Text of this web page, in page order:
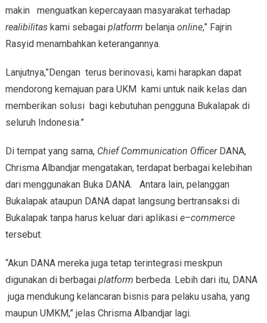
makin menguatkan kepercayaan masyarakat terhadap
realibilitaskami sebagai platform belanja online,” Fajrin
Rasyid menambahkan keterangannya.
Lanjutnya,”Dengan terus berinovasi, kami harapkan dapat
mendorong kemajuan para UKM kami untuk naik kelas dan
memberikan solusi bagi kebutuhan pengguna Bukalapak di
seluruh Indonesia.”
Di tempat yang sama, Chief Communication OfficerDANA,
Chrisma Albandjar mengatakan, terdapat berbagai kelebihan
dari menggunakan Buka DANA. Antara lain, pelanggan
Bukalapak ataupun DANA dapat langsung bertransaksi di
Bukalapak tanpa harus keluar dari aplikasi e–commerce
tersebut.
“Akun DANA mereka juga tetap terintegrasi meskpun
digunakan di berbagaiplatform berbeda. Lebih dari itu, DANA
juga mendukung kelancaran bisnis para pelaku usaha, yang
maupun UMKM,” jelas Chrisma Albandjar lagi.